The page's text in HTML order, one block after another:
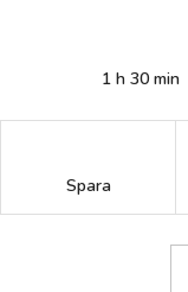
1 h 30 min
Spara